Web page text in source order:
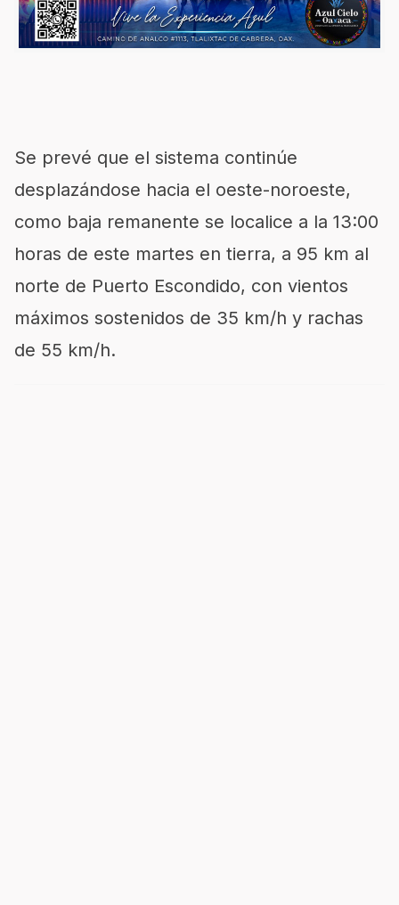
Se prevé que el sistema continúe
desplazándose hacia el oeste-noroeste,
como baja remanente se localice a la 13:00
horas de este martes en tierra, a 95 km al
norte de Puerto Escondido, con vientos
máximos sostenidos de 35 km/h y rachas
de 55 km/h.